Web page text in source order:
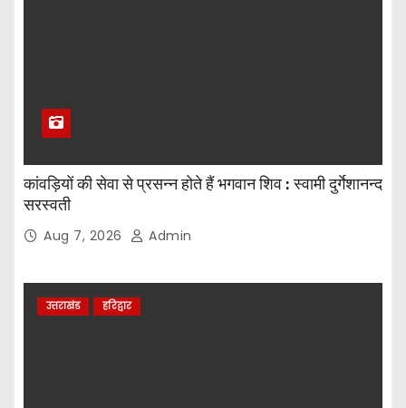
कांवड़ियों की सेवा से प्रसन्न होते हैं भगवान शिव : स्वामी दुर्गेशानन्द
सरस्वती
Aug 7, 2026 Admin
उत्तराखंड हरिद्वार